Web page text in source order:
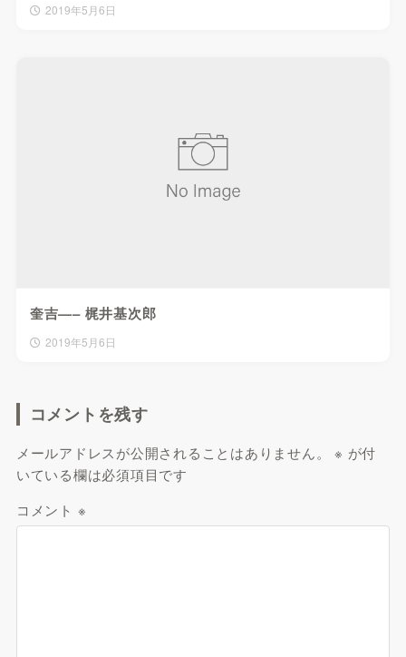
2019年5月6日
奎吉—– 梶井基次郎
2019年5月6日
コメントを残す
メールアドレスが公開されることはありません。 ※ が付
いている欄は必須項目です
コメント ※